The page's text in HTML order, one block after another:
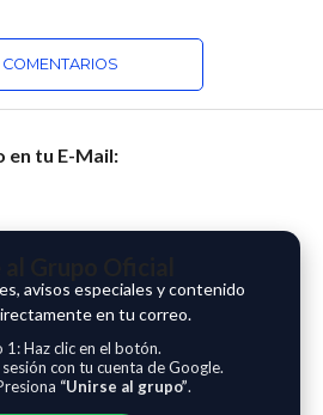
COMENTARIOS
en tu E-Mail:
avisos especiales y contenido
en tu correo.
1: Haz clic en el botón.
con tu cuenta de Google.
“Unirse al grupo”.